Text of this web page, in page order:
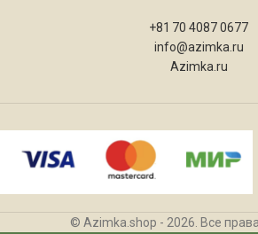
+81 70 4087 0677
info@azimka.ru
Azimka.ru
© Azimka.shop - 2026. Все